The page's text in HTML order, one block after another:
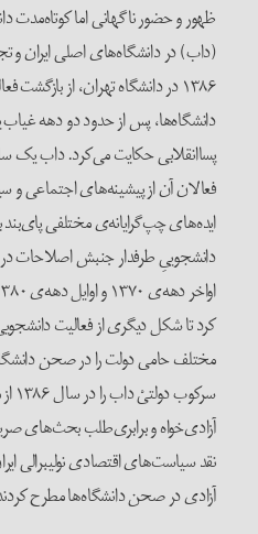
ظهور و حضور ناگهانی اما کوتاه‌مدت
۱۳۸۶ در دانشگاه تهران، از
دانشگاه‌ها، پس از حدود دو دهه غیاب
پساانقلابی حکایت می‌کرد. داب یک
فعالان آن از پیشینه‌های اجتماعی و
ایده‌های چپ‌گرایانه‌ی مختلفی پای‌بند
دانشجوییِ طرفدار جنبش اصلاحات در
کرد تا شکل دیگری از فعالیت
مختلف حامی دولت را در صحن
آزادی‌خواه و برابری‌طلب بحث‌های
نقد سیاست‌های اقتصادی نولیبرالی
آزادی در صحن دانشگاه‌ها مطرح